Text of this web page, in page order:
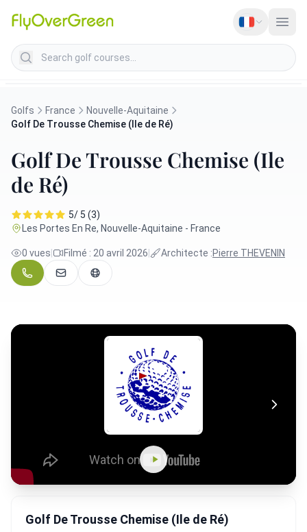
Search golf courses
Golfs France
Nouvelle-Aquitaine
Golf De Trousse Chemise (Ile de Ré)
Golf De Trousse Chemise (Ile
de Ré)
5/ 5 (3)
Les Portes En Re, Nouvelle-Aquitaine - France
0 vues Filmé : 20 avril 2026 Architecte :Pierre THEVENIN
Golf De Trousse Chemise (Ile de Ré)